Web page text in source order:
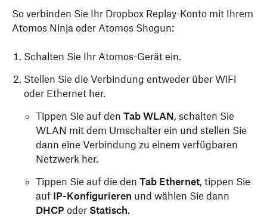
So verbinden Sie Ihr Dropbox Replay-Konto mit Ihrem
Atomos Ninja oder Atomos Shogun:
Schalten Sie Ihr Atomos-Gerät ein.
Stellen Sie die Verbindung entweder über WiFi
oder Ethernet her.
Tippen Sie auf den Tab WLAN, schalten Sie
WLAN mit dem Umschalter ein und stellen Sie
dann eine Verbindung zu einem verfügbaren
Netzwerk her.
Tippen Sie auf die den Tab Ethernet, tippen Sie
auf IP-Konfigurieren und wählen Sie dann
DHCP oder Statisch.